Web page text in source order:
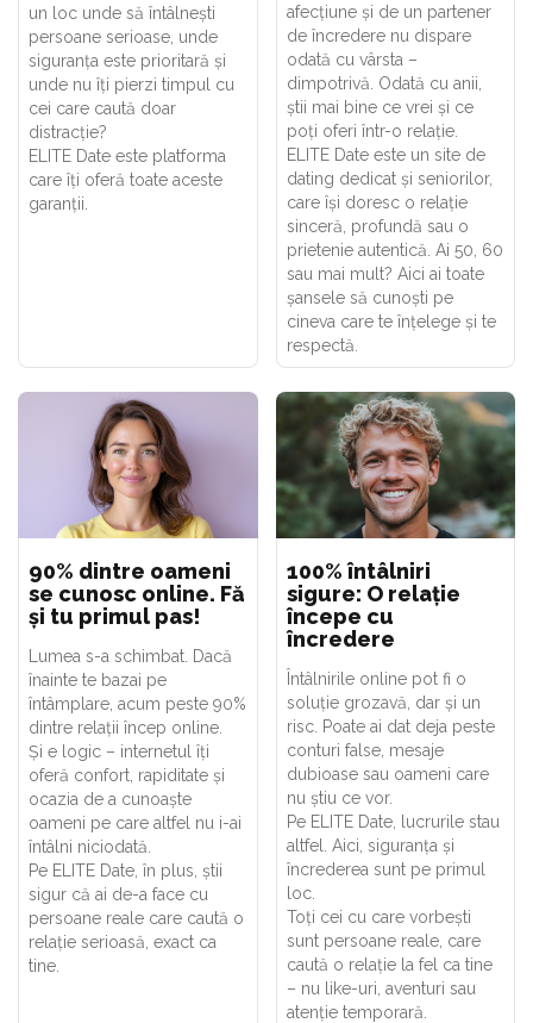
un loc unde să întâlnești
persoane serioase, unde
siguranța este prioritară și
unde nu îți pierzi timpul cu
cei care caută doar
distracție?
ELITE Date este platforma
care îți oferă toate aceste
garanții.
afecțiune și de un partener
de încredere nu dispare
odată cu vârsta –
dimpotrivă. Odată cu anii,
știi mai bine ce vrei și ce
poți oferi într-o relație.
ELITE Date este un site de
dating dedicat și seniorilor,
care își doresc o relație
sinceră, profundă sau o
prietenie autentică. Ai 50, 60
sau mai mult? Aici ai toate
șansele să cunoști pe
cineva care te înțelege și te
respectă.
90% dintre oameni
se cunosc online. Fă
și tu primul pas!
Lumea s-a schimbat. Dacă
înainte te bazai pe
întâmplare, acum peste 90%
dintre relații încep online.
Și e logic – internetul îți
oferă confort, rapiditate și
ocazia de a cunoaște
oameni pe care altfel nu i-ai
întâlni niciodată.
Pe ELITE Date, în plus, știi
sigur că ai de-a face cu
persoane reale care caută o
relație serioasă, exact ca
tine.
100% întâlniri
sigure: O relație
începe cu
încredere
Întâlnirile online pot fi o
soluție grozavă, dar și un
risc. Poate ai dat deja peste
conturi false, mesaje
dubioase sau oameni care
nu știu ce vor.
Pe ELITE Date, lucrurile stau
altfel. Aici, siguranța și
încrederea sunt pe primul
loc.
Toți cei cu care vorbești
sunt persoane reale, care
caută o relație la fel ca tine
– nu like-uri, aventuri sau
atenție temporară.